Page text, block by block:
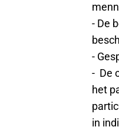
- De
-
- De
het
in